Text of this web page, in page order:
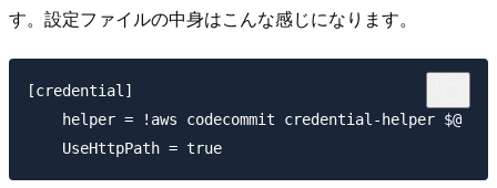
す。設定ファイルの中身はこんな感じになります。
[credential]
    helper = !aws codecommit credential-helper $@